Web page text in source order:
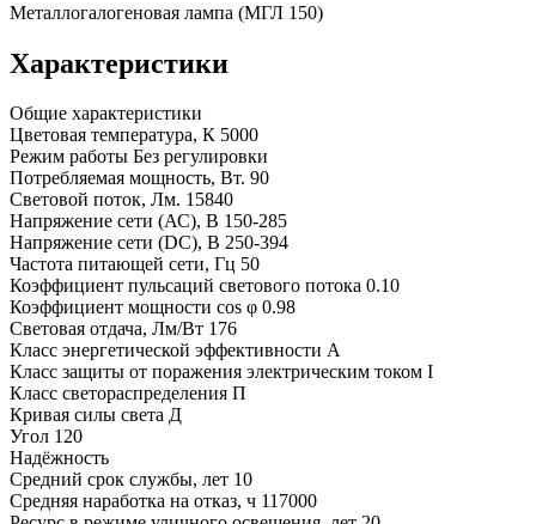
Металлогалогеновая лампа (МГЛ 150)
Характеристики
Общие характеристики
Цветовая температура, К 5000
Режим работы Без регулировки
Потребляемая мощность, Вт. 90
Световой поток, Лм. 15840
Напряжение сети (АС), В 150-285
Напряжение сети (DC), В 250-394
Частота питающей сети, Гц 50
Коэффициент пульсаций светового потока 0.10
Коэффициент мощности cos φ 0.98
Световая отдача, Лм/Вт 176
Класс энергетической эффективности A
Класс защиты от поражения электрическим током I
Класс светораспределения П
Кривая силы света Д
Угол 120
Надёжность
Средний срок службы, лет 10
Средняя наработка на отказ, ч 117000